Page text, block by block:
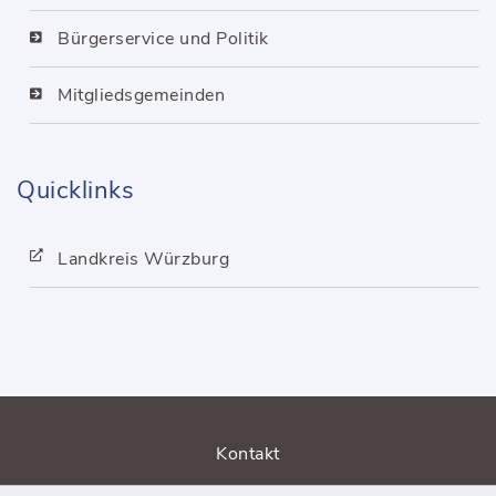
Bürgerservice und Politik
Mitgliedsgemeinden
Quicklinks
Landkreis Würzburg
Kontakt